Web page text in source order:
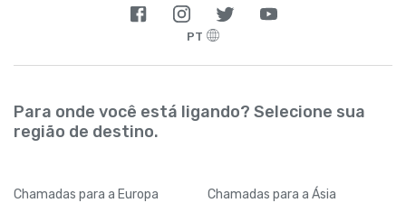
PT
Para onde você está ligando? Selecione sua
região de destino.
Chamadas para a Europa Chamadas para a Ásia